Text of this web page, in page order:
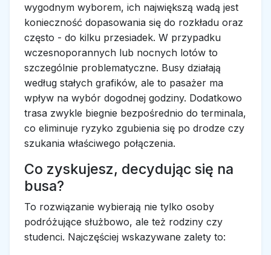
wygodnym wyborem, ich największą wadą jest
konieczność dopasowania się do rozkładu oraz
często - do kilku przesiadek. W przypadku
wczesnoporannych lub nocnych lotów to
szczególnie problematyczne. Busy działają
według stałych grafików, ale to pasażer ma
wpływ na wybór dogodnej godziny. Dodatkowo
trasa zwykle biegnie bezpośrednio do terminala,
co eliminuje ryzyko zgubienia się po drodze czy
szukania właściwego połączenia.
Co zyskujesz, decydując się na
busa?
To rozwiązanie wybierają nie tylko osoby
podróżujące służbowo, ale też rodziny czy
studenci. Najczęściej wskazywane zalety to: